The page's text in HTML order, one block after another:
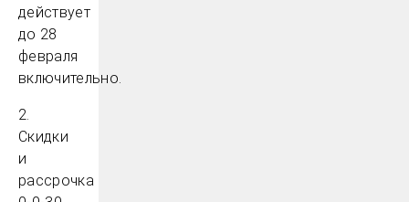
действует
до 28
февраля
включительно.
2.
Скидки
и
рассрочка